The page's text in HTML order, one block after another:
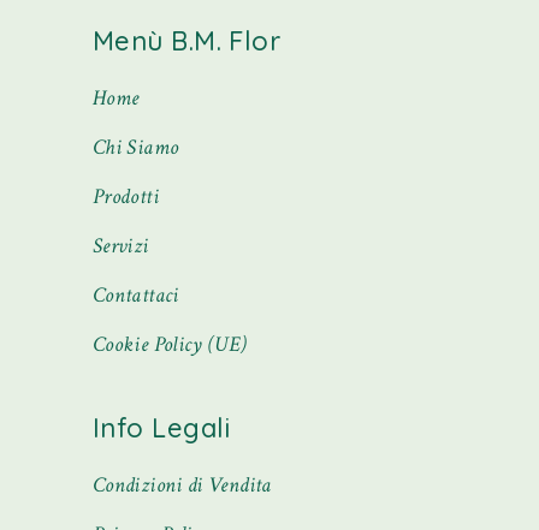
Menù B.M. Flor
Home
Chi Siamo
Prodotti
Servizi
Contattaci
Cookie Policy (UE)
Info Legali
Condizioni di Vendita